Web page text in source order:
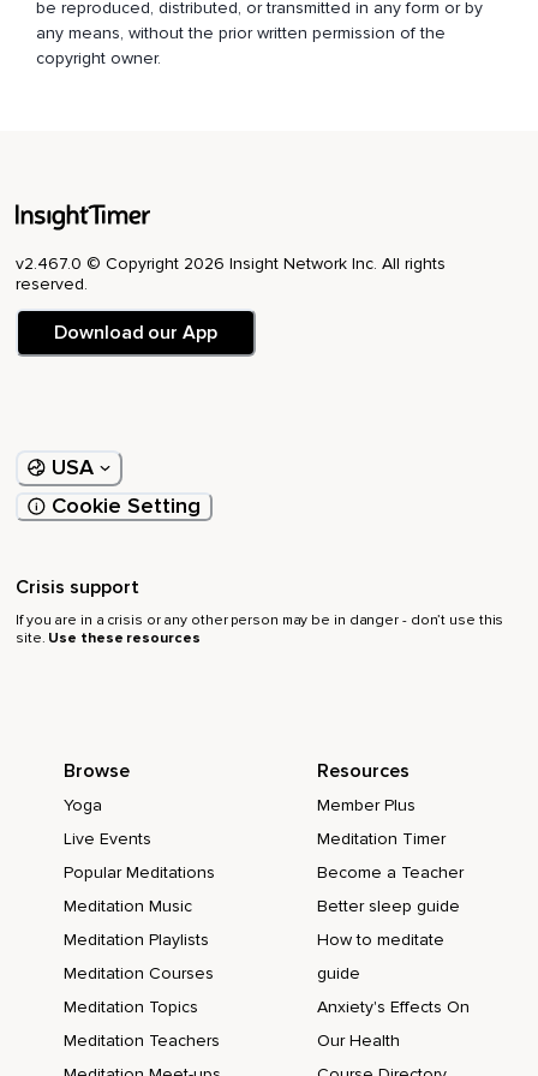
O que no podemos transitar estas fechas de manera alegre,
Con la ilusión que corresponde o con la que la solemos
De curiosidad y de creatividad.
¿Cómo deseas transitar estos días?
¿Y qué es lo que sí puedes hacer con tu actitud?
Tal vez no de manera física,
Pero ¿para qué tenemos tantos medios digitales?
Una cena por videollamada,
Un compartir,
permitir que te acompañe,
Un darnos la oportunidad de vivir esta fecha como única,
Porque nos guste o no,
Así será,
Y tú puedes decidir hacia dónde llevar esta ocasión única,
be reproduced, distributed, or transmitted in any form or by
any means, without the prior written permission of the
copyright owner.
v2.467.0 © Copyright 2026 Insight Network Inc. All rights
reserved.
Download our App
USA
Cookie Setting
Crisis support
If you are in a crisis or any other person may be in danger - don’t use this
site. Use these resources
Browse
Yoga
Live Events
Popular Meditations
Meditation Music
Meditation Playlists
Meditation Courses
Meditation Topics
Meditation Teachers
Resources
Member Plus
Meditation Timer
Become a Teacher
Better sleep guide
How to meditate
guide
Anxiety's Effects On
Our Health